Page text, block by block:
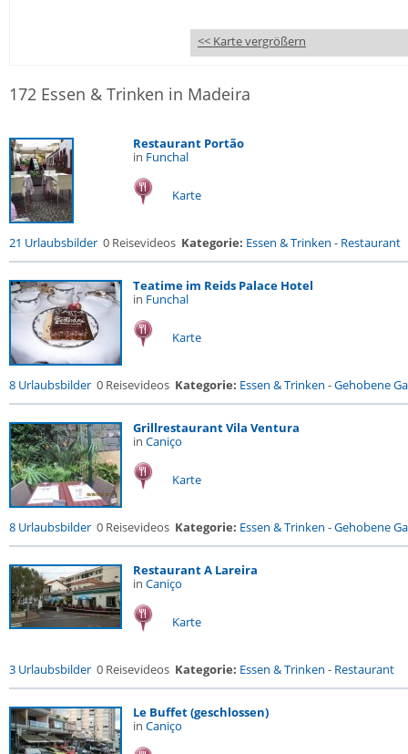
<< Karte vergrößern
172 Essen & Trinken in Madeira
Restaurant Portão
in Funchal
Karte
21 Urlaubsbilder 0 Reisevideos Kategorie: Essen & Trinken - Restaurant
Teatime im Reids Palace Hotel
in Funchal
Karte
8 Urlaubsbilder 0 Reisevideos Kategorie: Essen & Trinken -Gehobene
Grillrestaurant Vila Ventura
in Caniço
Karte
8 Urlaubsbilder 0 Reisevideos Kategorie: Essen & Trinken -Gehobene
Restaurant A Lareira
in Caniço
Karte
3 Urlaubsbilder 0 Reisevideos Kategorie: Essen & Trinken - Restaurant
Le Buffet (geschlossen)
in Caniço